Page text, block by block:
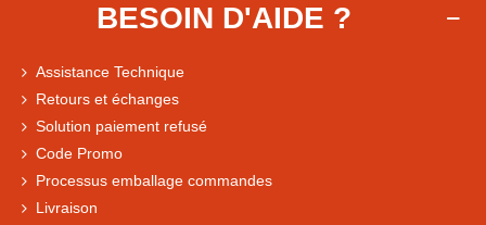
BESOIN D'AIDE ?
Assistance Technique
Retours et échanges
Solution paiement refusé
Code Promo
Processus emballage commandes
Livraison